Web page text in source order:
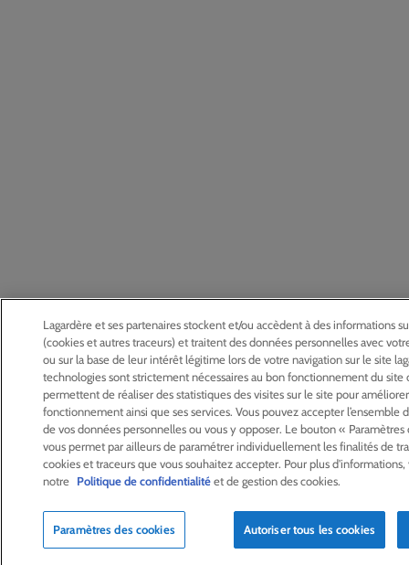
Lagardère et ses partenaires stockent et/ou accèdent à des informations
(cookies et autres traceurs) et traitent des données personnelles avec
ou sur la base de leur intérêt légitime lors de votre navigation sur le site
technologies sont strictement nécessaires au bon fonctionnement du site
permettent de réaliser des statistiques des visites sur le site pour
fonctionnement ainsi que ses services. Vous pouvez accepter l’ensemble
de vos données personnelles ou vous y opposer. Le bouton « Paramètres
vous permet par ailleurs de paramétrer individuellement les finalités de
cookies et traceurs que vous souhaitez accepter. Pour plus
notre Politique de confidentialitéet de gestion des cookies.
Paramètres des cookies Autoriser tous les cookies